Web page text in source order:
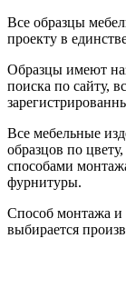
Все образцы
проекту в
Образцы имеют
поиска по сайту,
Все мебельные
образцов по
способами
фурнитуры.
Способ монтажа и
выбирается